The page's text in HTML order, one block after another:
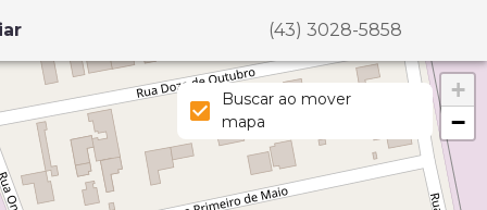
(43) 3028-5858
+
−
Buscar ao mover
mapa